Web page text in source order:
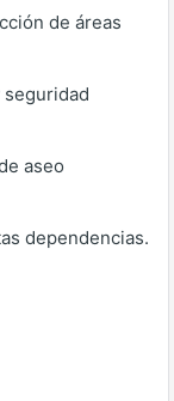
de áreas
aseo
dependencias.